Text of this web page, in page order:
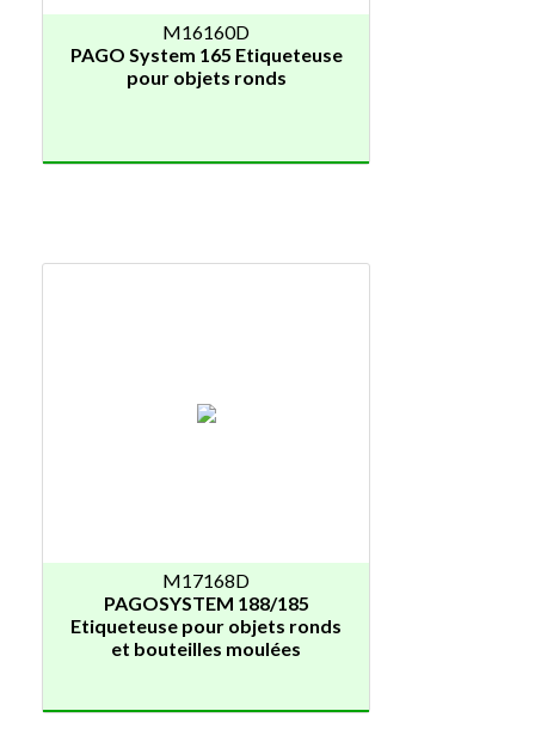
M16160D
PAGO System 165 Etiqueteuse
pour objets ronds
M17168D
PAGOSYSTEM 188/185
Etiqueteuse pour objets ronds
et bouteilles moulées